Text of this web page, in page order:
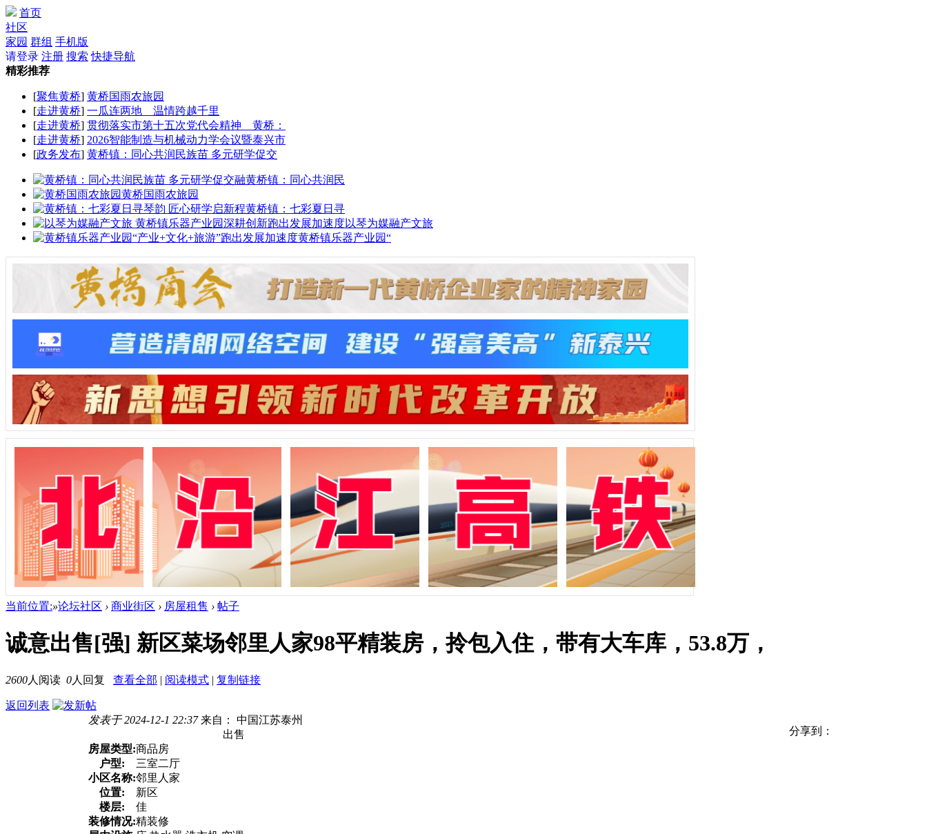
首页
社区
家园 群组 手机版
请登录 注册 搜索 快捷导航
精彩推荐
[聚焦黄桥] 黄桥国雨农旅园
[走进黄桥] 一瓜连两地 温情跨越千里
[走进黄桥] 贯彻落实市第十五次党代会精神 黄桥：
[走进黄桥] 2026智能制造与机械动力学会议暨泰兴市
[政务发布] 黄桥镇：同心共润民族苗 多元研学促交
黄桥镇：同心共润民
黄桥国雨农旅园
黄桥镇：七彩夏日寻
以琴为媒融产文旅
黄桥镇乐器产业园“
当前位置:»论坛社区 › 商业街区 › 房屋租售 › 帖子
诚意出售[强] 新区菜场邻里人家98平精装房，拎包入住，带有大车库，53.8万，
2600人阅读 0人回复 查看全部 阅读模式 复制链接
返回列表
发表于 2024-12-1 22:37来自： 中国江苏泰州
分享到：
出售
房屋类型:商品房
户型:
三室二厅
小区名称:邻里人家
位置:
新区
楼层:
佳
装修情况:精装修